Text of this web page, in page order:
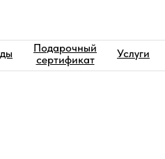
Услуги
Подарочный
сертификат